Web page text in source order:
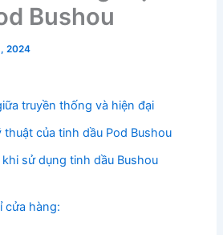
Bushou
2024
truyền thống và hiện đại
của tinh dầu Pod Bushou
sử dụng tinh dầu Bushou
cửa hàng: